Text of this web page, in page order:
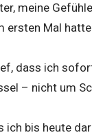
meine
ersten Mal
dass ich
– nicht um
ich bis heute